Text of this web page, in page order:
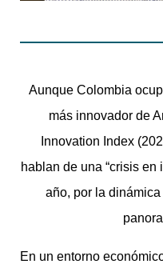
Aunque Colombia
más innovador de
Innovation Index
hablan de una “crisis en
año, por la
En un entorno